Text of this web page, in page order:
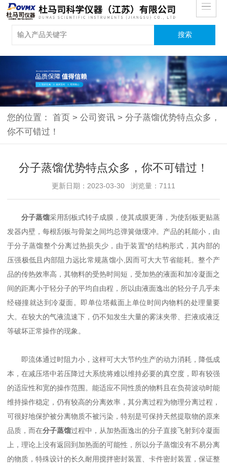
您的位置：首页 > 公司资讯 > 分子蒸馏优势特点众多，
你不可错过！
分子蒸馏优势特点众多，你不可错过！
更新日期：2023-03-30 浏览量：7111
分子蒸馏采用刮板式转子成膜，使其成膜更薄，为使刮板更贴蒸
发器内壁，每根刮板与骨架之间均总弹簧做缓冲。产品的耗能小，由
于分子蒸馏整个分离过热损失少，由于装置*的结构形式，其内部的
压强极低且内部阻力远比常规蒸馏小,因而可大大节省能耗。整个产
品的传热效率高，其物料的受热时间短，受加热的液面和加冷凝面之
间的距离小于轻分子的平均自由程，所以由液面逸出的轻分子几乎未
经碰撞就达到冷凝面。即单位塔截面上单位时间内物料的处理量要
大。在较大的气液流速下，仍不知发生大量的雾沫夹带、拦液或液泛
等破坏正常操作的现象。
即流体通过时阻力小，这样可大大节约生产的动力消耗，降低成
本，在减压塔中若压降过大系统将难以维持必要的真空度，即有较强
的适应性和宽的操作范围。能适应不同性质的物料且在负荷波动时能
维持操作稳定，仍有较高的分离效率，其分离过程为物理分离过程，
可很好地保护被分离物质不被污染，特别是可保持天然提取物的原来
品质，而在分子蒸馏过程中，从加热面逸出的分子直接飞射到冷凝面
上，理论上没有返回到加热面的可能性，所以分子蒸馏没有不易分离
的物质，特殊设计的长久耐用搅拌密封装置、卡件密封装置，保证整